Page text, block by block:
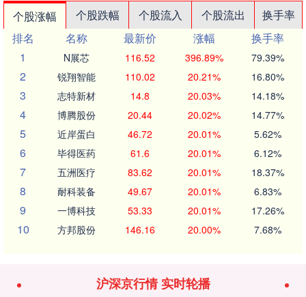
个股涨幅 个股跌幅 个股流入 个股流出
换手率
排名
名称 最新价 涨幅
换手率
1
N展芯 116.52 396.89% 79.39%
2 锐翔智能 110.02 20.21% 16.80%
3 志特新材 14.8 20.03% 14.18%
4 博腾股份 20.44 20.02% 14.77%
5 近岸蛋白 46.72 20.01% 5.62%
6 毕得医药 61.6 20.01% 6.12%
7 五洲医疗 83.62 20.01% 18.37%
8 耐科装备 49.67 20.01% 6.83%
9 一博科技 53.33 20.01% 17.26%
10 方邦股份 146.16 20.00% 7.68%
沪深京行情 实时轮播